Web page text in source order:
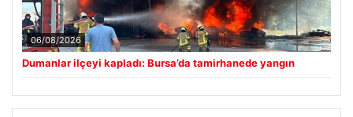
06/08/2026
Dumanlar ilçeyi kapladı: Bursa’da tamirhanede yangın